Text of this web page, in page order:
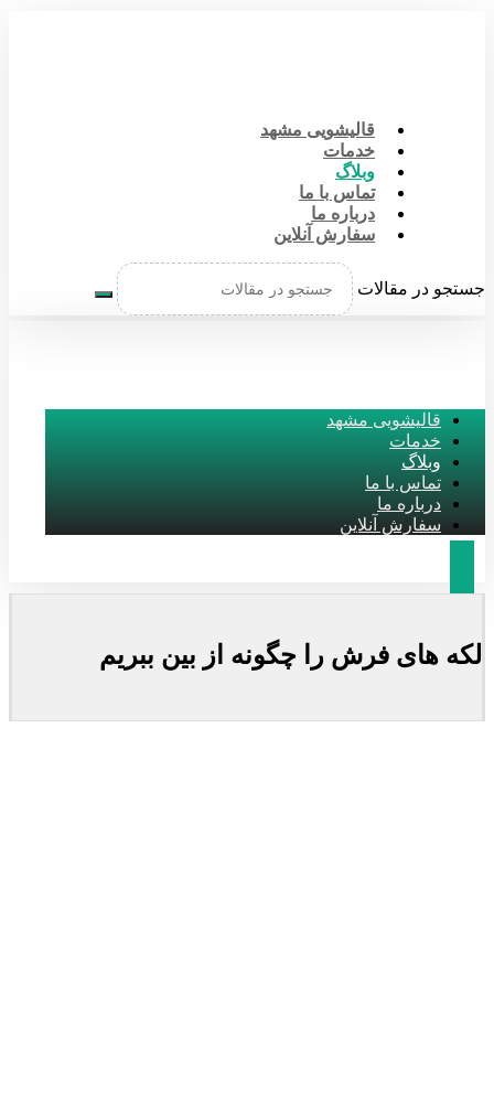
قالیشویی مشهد
خدمات
وبلاگ
تماس با ما
درباره ما
سفارش آنلاین
جستجو در مقالات
قالیشویی مشهد
خدمات
وبلاگ
تماس با ما
درباره ما
سفارش آنلاین
لکه های فرش را چگونه از بین ببریم